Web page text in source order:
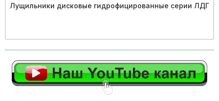
Лущильники дисковые гидрофицированные серии ЛДГ